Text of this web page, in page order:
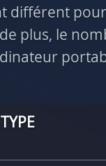
différent
plus, le
TYPE